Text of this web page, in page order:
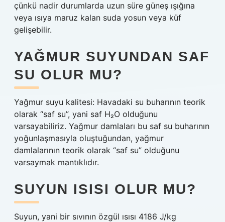
çünkü nadir durumlarda uzun süre güneş ışığına
veya ısıya maruz kalan suda yosun veya küf
gelişebilir.
YAĞMUR SUYUNDAN SAF
SU OLUR MU?
Yağmur suyu kalitesi: Havadaki su buharının teorik
olarak “saf su”, yani saf H₂O olduğunu
varsayabiliriz. Yağmur damlaları bu saf su buharının
yoğunlaşmasıyla oluştuğundan, yağmur
damlalarının teorik olarak “saf su” olduğunu
varsaymak mantıklıdır.
SUYUN ISISI OLUR MU?
Suyun, yani bir sıvının özgül ısısı 4186 J/kg